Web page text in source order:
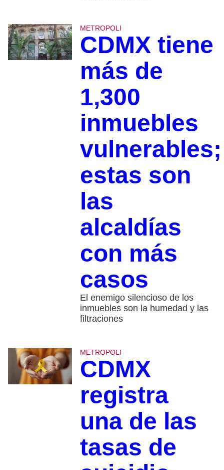
METROPOLI
CDMX tiene
más de
1,300
inmuebles
vulnerables;
estas son
las
alcaldías
con más
casos
El enemigo silencioso de los
inmuebles son la humedad y las
filtraciones
METROPOLI
CDMX
registra
una de las
tasas de